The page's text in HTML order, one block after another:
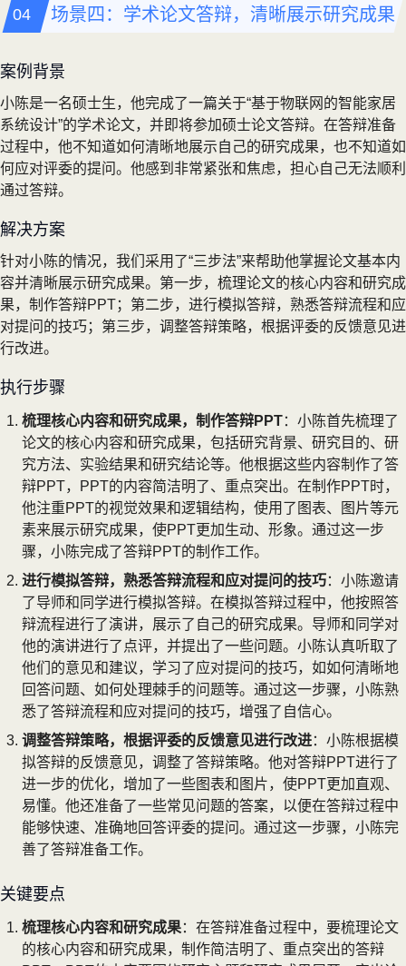
场景四：学术论文答辩，清晰展示研究成果
案例背景
小陈是一名硕士生，他完成了一篇关于“基于物联网的智能家居
系统设计”的学术论文，并即将参加硕士论文答辩。在答辩准备
过程中，他不知道如何清晰地展示自己的研究成果，也不知道如
何应对评委的提问。他感到非常紧张和焦虑，担心自己无法顺利
通过答辩。
解决方案
针对小陈的情况，我们采用了“三步法”来帮助他掌握论文基本内
容并清晰展示研究成果。第一步，梳理论文的核心内容和研究成
果，制作答辩PPT；第二步，进行模拟答辩，熟悉答辩流程和应
对提问的技巧；第三步，调整答辩策略，根据评委的反馈意见进
行改进。
执行步骤
梳理核心内容和研究成果，制作答辩PPT：小陈首先梳理了
论文的核心内容和研究成果，包括研究背景、研究目的、研
究方法、实验结果和研究结论等。他根据这些内容制作了答
辩PPT，PPT的内容简洁明了、重点突出。在制作PPT时，
他注重PPT的视觉效果和逻辑结构，使用了图表、图片等元
素来展示研究成果，使PPT更加生动、形象。通过这一步
骤，小陈完成了答辩PPT的制作工作。
进行模拟答辩，熟悉答辩流程和应对提问的技巧：小陈邀请
了导师和同学进行模拟答辩。在模拟答辩过程中，他按照答
辩流程进行了演讲，展示了自己的研究成果。导师和同学对
他的演讲进行了点评，并提出了一些问题。小陈认真听取了
他们的意见和建议，学习了应对提问的技巧，如如何清晰地
回答问题、如何处理棘手的问题等。通过这一步骤，小陈熟
悉了答辩流程和应对提问的技巧，增强了自信心。
调整答辩策略，根据评委的反馈意见进行改进：小陈根据模
拟答辩的反馈意见，调整了答辩策略。他对答辩PPT进行了
进一步的优化，增加了一些图表和图片，使PPT更加直观、
易懂。他还准备了一些常见问题的答案，以便在答辩过程中
能够快速、准确地回答评委的提问。通过这一步骤，小陈完
善了答辩准备工作。
关键要点
梳理核心内容和研究成果：在答辩准备过程中，要梳理论文
的核心内容和研究成果，制作简洁明了、重点突出的答辩